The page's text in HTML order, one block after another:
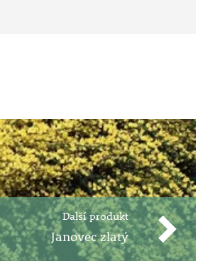
Další produkt
Janovec zlatý